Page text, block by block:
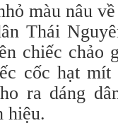
màu nâu
Thái
chiếc chảo
cốc hạt
ra dáng
hiệu.